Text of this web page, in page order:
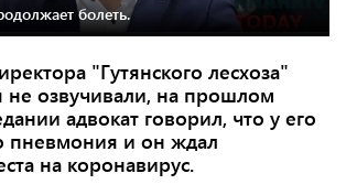
болеть.
"Гутянского лесхоза"
не озвучивали, на прошлом
адвокат говорил, что у его
пневмония и он ждал
на коронавирус.